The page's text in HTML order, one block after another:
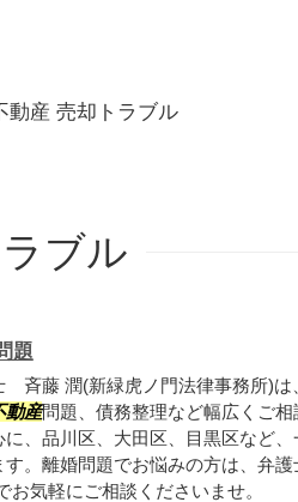
動産 売却トラブル
ブル
題
斉藤 潤(新緑虎ノ門法律事務所)は
動産問題、債務整理など幅広くご
に、品川区、大田区、目黒区など
す。離婚問題でお悩みの方は、弁
お気軽にご相談くださいませ。